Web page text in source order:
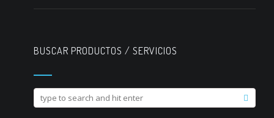
BUSCAR PRODUCTOS / SERVICIOS